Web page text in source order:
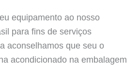
equipamento ao nosso
para fins de serviços
aconselhamos que seu o
acondicionado na embalagem